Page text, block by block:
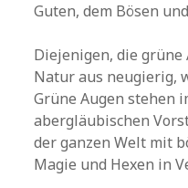
Guten, dem Bösen
Diejenigen, die grüne
Natur aus neugierig,
Grüne Augen stehen
abergläubischen
der ganzen Welt mit
Magie und Hexen in